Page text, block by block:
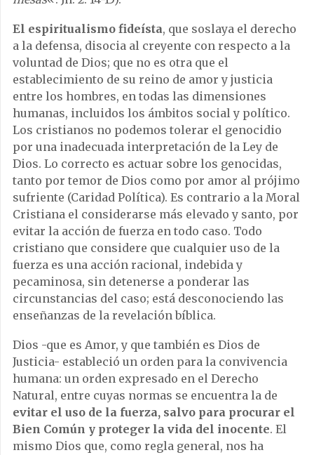
El espiritualismo fideísta, que soslaya el derecho
a la defensa, disocia al creyente con respecto a la
voluntad de Dios; que no es otra que el
establecimiento de su reino de amor y justicia
entre los hombres, en todas las dimensiones
humanas, incluidos los ámbitos social y político.
Los cristianos no podemos tolerar el genocidio
por una inadecuada interpretación de la Ley de
Dios. Lo correcto es actuar sobre los genocidas,
tanto por temor de Dios como por amor al prójimo
sufriente (Caridad Política). Es contrario a la Moral
Cristiana el considerarse más elevado y santo, por
evitar la acción de fuerza en todo caso. Todo
cristiano que considere que cualquier uso de la
fuerza es una acción racional, indebida y
pecaminosa, sin detenerse a ponderar las
circunstancias del caso; está desconociendo las
enseñanzas de la revelación bíblica.
Dios -que es Amor, y que también es Dios de
Justicia- estableció un orden para la convivencia
humana: un orden expresado en el Derecho
Natural, entre cuyas normas se encuentra la de
evitar el uso de la fuerza, salvo para procurar el
Bien Común y proteger la vida del inocente. El
mismo Dios que, como regla general, nos ha